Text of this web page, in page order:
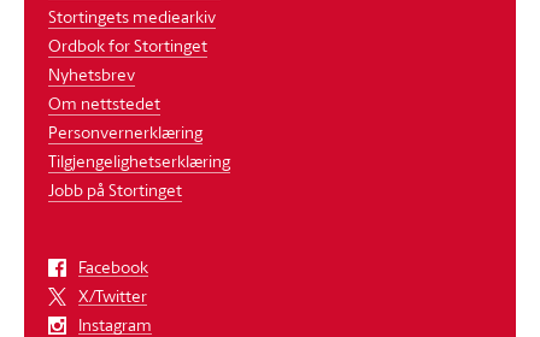
Stortingets mediearkiv
Ordbok for Stortinget
Nyhetsbrev
Om nettstedet
Personvernerklæring
Tilgjengelighetserklæring
Jobb på Stortinget
Facebook
X/Twitter
Instagram